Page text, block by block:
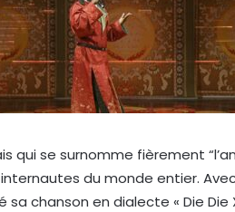
qui se surnomme fièrement
du monde entier.
chanson en dialecte « Die Die